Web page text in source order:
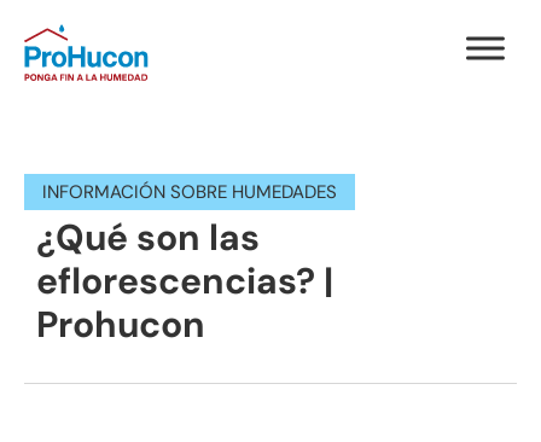
INFORMACIÓN SOBRE HUMEDADES
¿Qué son las
eflorescencias? |
Prohucon